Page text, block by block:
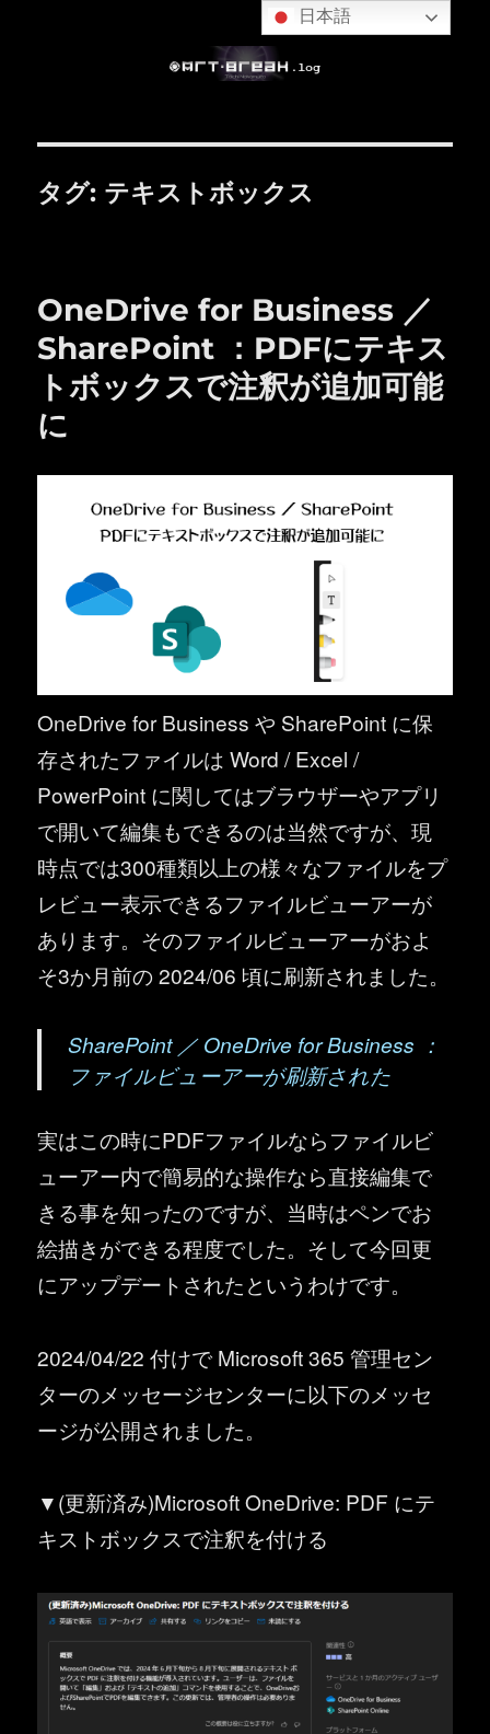
タグ: テキストボックス
OneDrive for Business ／
SharePoint ：PDFにテキス
トボックスで注釈が追加可能
に
OneDrive for Business や SharePoint に保
存されたファイルは Word / Excel /
PowerPoint に関してはブラウザーやアプリ
で開いて編集もできるのは当然ですが、現
時点では300種類以上の様々なファイルをプ
レビュー表示できるファイルビューアーが
あります。そのファイルビューアーがおよ
そ3か月前の 2024/06 頃に刷新されました。
SharePoint ／ OneDrive for Business ：
ファイルビューアーが刷新された
実はこの時にPDFファイルならファイルビ
ューアー内で簡易的な操作なら直接編集で
きる事を知ったのですが、当時はペンでお
絵描きができる程度でした。そして今回更
にアップデートされたというわけです。
2024/04/22 付けで Microsoft 365 管理セン
ターのメッセージセンターに以下のメッセ
ージが公開されました。
▼(更新済み)Microsoft OneDrive: PDF にテ
キストボックスで注釈を付ける
日本語